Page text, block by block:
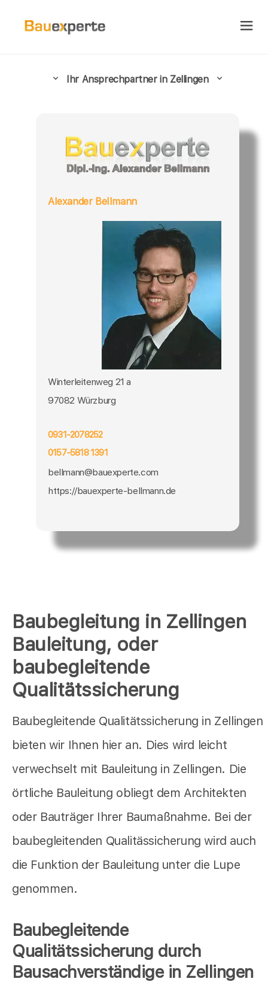
Baubegleitung in Zellingen
Bauleitung, oder
baubegleitende
Qualitätssicherung
Baubegleitende Qualitätssicherung in Zellingen
bieten wir Ihnen hier an. Dies wird leicht
verwechselt mit Bauleitung in Zellingen. Die
örtliche Bauleitung obliegt dem Architekten
oder Bauträger Ihrer Baumaßnahme. Bei der
baubegleitenden Qualitässicherung wird auch
die Funktion der Bauleitung unter die Lupe
genommen.
Baubegleitende
Qualitätssicherung durch
Bausachverständige in Zellingen
Ihr Ansprechpartner in Zellingen
Alexander Bellmann
Winterleitenweg 21 a
97082 Würzburg
0931-2078252
0157-5818 1391
bellmann@bauexperte.com
https://bauexperte-bellmann.de